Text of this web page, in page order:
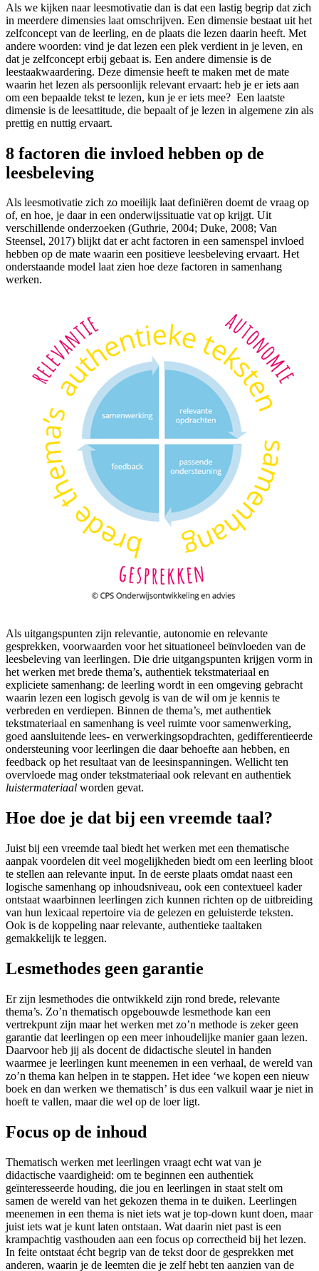
Als we kijken naar leesmotivatie dan is dat een lastig begrip dat zich
in meerdere dimensies laat omschrijven. Een dimensie bestaat uit het
zelfconcept van de leerling, en de plaats die lezen daarin heeft. Met
andere woorden: vind je dat lezen een plek verdient in je leven, en
dat je zelfconcept erbij gebaat is. Een andere dimensie is de
leestaakwaardering. Deze dimensie heeft te maken met de mate
waarin het lezen als persoonlijk relevant ervaart: heb je er iets aan
om een bepaalde tekst te lezen, kun je er iets mee? Een laatste
dimensie is de leesattitude, die bepaalt of je lezen in algemene zin als
prettig en nuttig ervaart.
8 factoren die invloed hebben op de
leesbeleving
Als leesmotivatie zich zo moeilijk laat definiëren doemt de vraag op
of, en hoe, je daar in een onderwijssituatie vat op krijgt. Uit
verschillende onderzoeken (Guthrie, 2004; Duke, 2008; Van
Steensel, 2017) blijkt dat er acht factoren in een samenspel invloed
hebben op de mate waarin een positieve leesbeleving ervaart. Het
onderstaande model laat zien hoe deze factoren in samenhang
werken.
Als uitgangspunten zijn relevantie, autonomie en relevante
gesprekken, voorwaarden voor het situationeel beïnvloeden van de
leesbeleving van leerlingen. Die drie uitgangspunten krijgen vorm in
het werken met brede thema’s, authentiek tekstmateriaal en
expliciete samenhang: de leerling wordt in een omgeving gebracht
waarin lezen een logisch gevolg is van de wil om je kennis te
verbreden en verdiepen. Binnen de thema’s, met authentiek
tekstmateriaal en samenhang is veel ruimte voor samenwerking,
goed aansluitende lees- en verwerkingsopdrachten, gedifferentieerde
ondersteuning voor leerlingen die daar behoefte aan hebben, en
feedback op het resultaat van de leesinspanningen. Wellicht ten
overvloede mag onder tekstmateriaal ook relevant en authentiek
luistermateriaal worden gevat.
Hoe doe je dat bij een vreemde taal?
Juist bij een vreemde taal biedt het werken met een thematische
aanpak voordelen dit veel mogelijkheden biedt om een leerling bloot
te stellen aan relevante input. In de eerste plaats omdat naast een
logische samenhang op inhoudsniveau, ook een contextueel kader
ontstaat waarbinnen leerlingen zich kunnen richten op de uitbreiding
van hun lexicaal repertoire via de gelezen en geluisterde teksten.
Ook is de koppeling naar relevante, authentieke taaltaken
gemakkelijk te leggen.
Lesmethodes geen garantie
Er zijn lesmethodes die ontwikkeld zijn rond brede, relevante
thema’s. Zo’n thematisch opgebouwde lesmethode kan een
vertrekpunt zijn maar het werken met zo’n methode is zeker geen
garantie dat leerlingen op een meer inhoudelijke manier gaan lezen.
Daarvoor heb jij als docent de didactische sleutel in handen
waarmee je leerlingen kunt meenemen in een verhaal, de wereld van
zo’n thema kan helpen in te stappen. Het idee ‘we kopen een nieuw
boek en dan werken we thematisch’ is dus een valkuil waar je niet in
hoeft te vallen, maar die wel op de loer ligt.
Focus op de inhoud
Thematisch werken met leerlingen vraagt echt wat van je
didactische vaardigheid: om te beginnen een authentiek
geïnteresseerde houding, die jou en leerlingen in staat stelt om
samen de wereld van het gekozen thema in te duiken. Leerlingen
meenemen in een thema is niet iets wat je top-down kunt doen, maar
juist iets wat je kunt laten ontstaan. Wat daarin niet past is een
krampachtig vasthouden aan een focus op correctheid bij het lezen.
In feite ontstaat écht begrip van de tekst door de gesprekken met
anderen, waarin je de leemten die je zelf hebt ten aanzien van de